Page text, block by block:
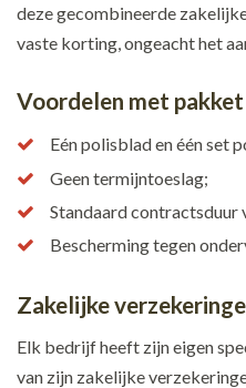
deze gecombineerde
vaste korting, ongeacht het
Voordelen met
Eén polisblad en één set
Geen termijntoeslag;
Standaard contractsduur
Bescherming tegen
Zakelijke
Elk bedrijf heeft zijn eigen
van zijn zakelijke